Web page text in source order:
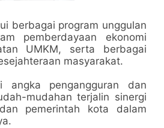
berbagai program unggulan
pemberdayaan ekonomi
UMKM, serta berbagai
masyarakat.
angka pengangguran dan
mudahan terjalin sinergi
pemerintah kota dalam